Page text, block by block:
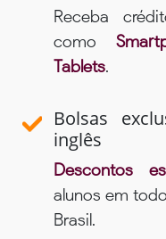
Receba
como
Tablets.
Bolsas
inglês
Descontos
alunos em
Brasil.